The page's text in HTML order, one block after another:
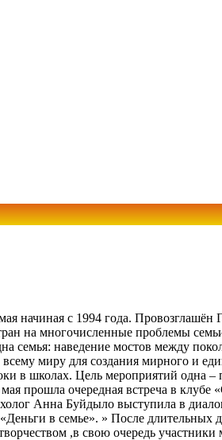
начиная с 1994 года.
на многочисленные проблемы
наведение мостов между
миру для создания мирного и
в школах. Цель мероприятий одна
прошла очередная встреча в
Анна Буйдыло выступила в
в семье». » После
,в свою очередь